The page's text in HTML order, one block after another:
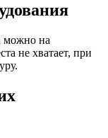
можно на
не хватает, при